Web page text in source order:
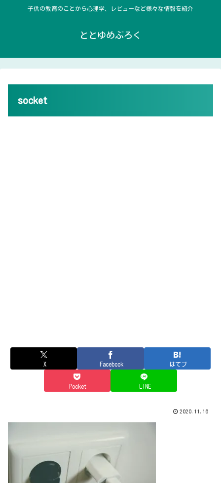
子供の教育のことから心理学、レビューなど様々な情報を紹介
ととゆめぶろく
socket
X Facebook はてブ
Pocket LINE
2020.11.16